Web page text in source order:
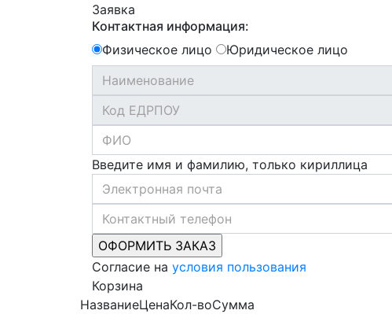
Заявка
Контактная информация:
Физическое лицо
Юридическое лицо
Введите имя и фамилию, только кириллица
Согласие на условия пользования
Корзина
НазваниеЦенаКол-воСумма